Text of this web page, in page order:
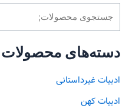
دسته‌های محصولات
ادبیات غیرداستانی
ادبیات کهن